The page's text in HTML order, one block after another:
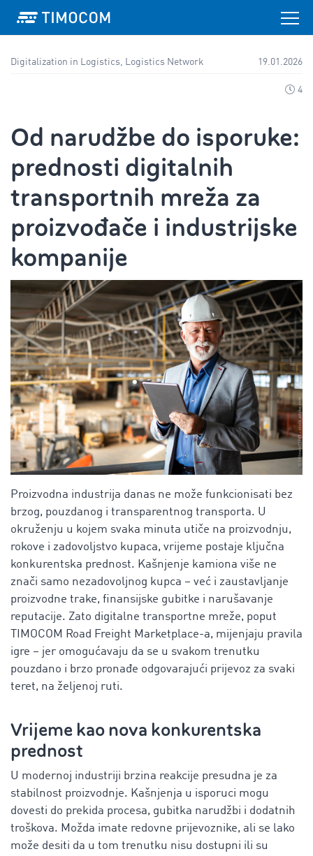
Digitalization in Logistics, Logistics Network 19.01.2026
4
Od narudžbe do isporuke:
prednosti digitalnih
transportnih mreža za
proizvođače i industrijske
kompanije
Proizvodna industrija danas ne može funkcionisati bez
brzog, pouzdanog i transparentnog transporta. U
okruženju u kojem svaka minuta utiče na proizvodnju,
rokove i zadovoljstvo kupaca, vrijeme postaje ključna
konkurentska prednost. Kašnjenje kamiona više ne
znači samo nezadovoljnog kupca – već i zaustavljanje
proizvodne trake, finansijske gubitke i narušavanje
reputacije. Zato digitalne transportne mreže, poput
TIMOCOM Road Freight Marketplace-a, mijenjaju pravila
igre – jer omogućavaju da se u svakom trenutku
pouzdano i brzo pronađe odgovarajući prijevoz za svaki
teret, na željenoj ruti.
Vrijeme kao nova konkurentska
prednost
U modernoj industriji brzina reakcije presudna je za
stabilnost proizvodnje. Kašnjenja u isporuci mogu
dovesti do prekida procesa, gubitka narudžbi i dodatnih
troškova. Možda imate redovne prijevoznike, ali se lako
može desiti da u tom trenutku nisu dostupni ili su